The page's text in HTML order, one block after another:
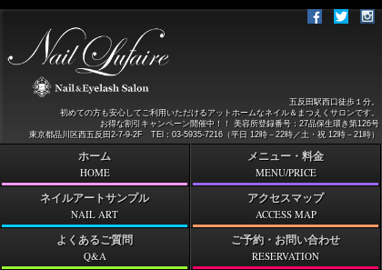
五反田駅西口徒歩１分。
初めての方も安心してご利用いただけるアットホームなネイル＆まつえくサロンです。
お得な割引キャンペーン開催中！！ 美容所登録番号：27品保生環き第126号
東京都品川区西五反田2-7-9-2F TEl：03-5935-7216（平日 12時－22時／土・祝 12時－21時）
ホーム
HOME
メニュー・料金
MENU/PRICE
ネイルアートサンプル
NAIL ART
アクセスマップ
ACCESS MAP
よくあるご質問
Q&A
ご予約・お問い合わせ
RESERVATION